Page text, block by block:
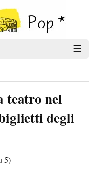
☰
teatro nel
degli
5)